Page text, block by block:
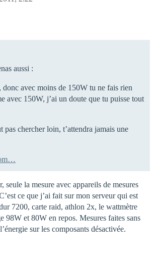
aussi :
donc avec moins de 150W tu ne fais rien
avec 150W, j’ai un doute que tu puisse tout
pas chercher loin, t’attendra jamais une
seule la mesure avec appareils de mesures
ce que j’ai fait sur mon serveur qui est
7200, carte raid, athlon 2x, le wattmètre
98W et 80W en repos. Mesures faites sans
sur les composants désactivée.